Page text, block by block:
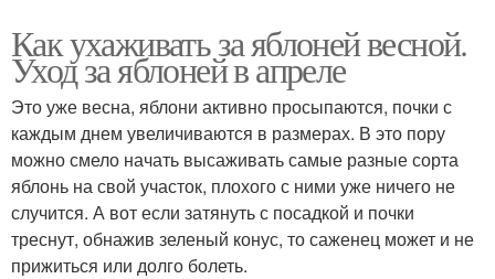
Как ухаживать за яблоней весной.
Уход за яблоней в апреле
Это уже весна, яблони активно просыпаются, почки с
каждым днем увеличиваются в размерах. В это пору
можно смело начать высаживать самые разные сорта
яблонь на свой участок, плохого с ними уже ничего не
случится. А вот если затянуть с посадкой и почки
треснут, обнажив зеленый конус, то саженец может и не
прижиться или долго болеть.